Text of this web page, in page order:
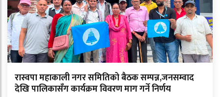
रास्वपा महाकाली नगर समितिको बैठक सम्पन्न,जनसम्वाद
देखि पालिकासँग कार्यक्रम विवरण माग गर्ने निर्णय